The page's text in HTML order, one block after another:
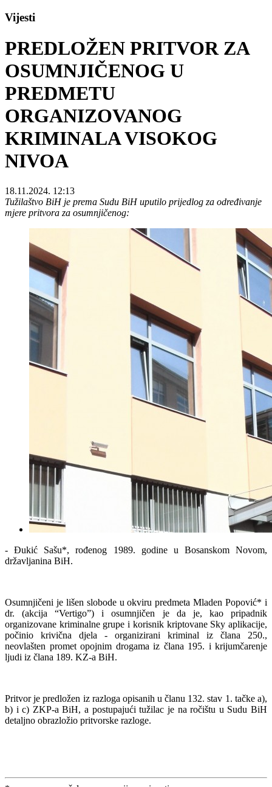
Vijesti
PREDLOŽEN PRITVOR ZA
OSUMNJIČENOG U
PREDMETU
ORGANIZOVANOG
KRIMINALA VISOKOG
NIVOA
18.11.2024. 12:13
Tužilaštvo BiH je prema Sudu BiH uputilo prijedlog za određivanje
mjere pritvora za osumnjičenog:
- Đukić Sašu*, rođenog 1989. godine u Bosanskom Novom,
državljanina BiH.
Osumnjičeni je lišen slobode u okviru predmeta Mladen Popović* i
dr. (akcija “Vertigo”) i osumnjičen je da je, kao pripadnik
organizovane kriminalne grupe i korisnik kriptovane Sky aplikacije,
počinio krivična djela - organizirani kriminal iz člana 250.,
neovlašten promet opojnim drogama iz člana 195. i krijumčarenje
ljudi iz člana 189. KZ-a BiH.
Pritvor je predložen iz razloga opisanih u članu 132. stav 1. tačke a),
b) i c) ZKP-a BiH, a postupajući tužilac je na ročištu u Sudu BiH
detaljno obrazložio pritvorske razloge.